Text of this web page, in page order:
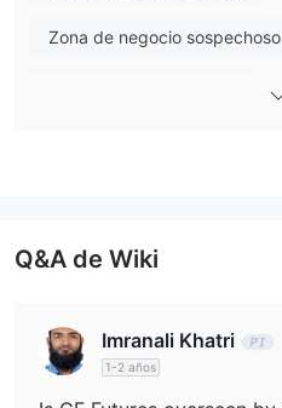
Zona de negocio sospechoso
Q&A de Wiki
Imranali Khatri
1-2 años